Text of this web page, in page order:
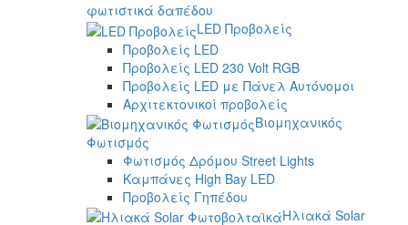
φωτιστικά δαπέδου
LED Προβολείς
Προβολείς LED
Προβολείς LED 230 Volt RGB
Προβολείς LED με Πάνελ Αυτόνομοι
Αρχιτεκτονικοί προβολείς
Βιομηχανικός
Φωτισμός
Φωτισμός Δρόμου Street Lights
Καμπάνες High Bay LED
Προβολείς Γηπέδου
Ηλιακά Solar